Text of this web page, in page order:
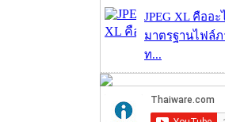
JPEG XL คืออะ
มาตรฐานไฟล์
ท...